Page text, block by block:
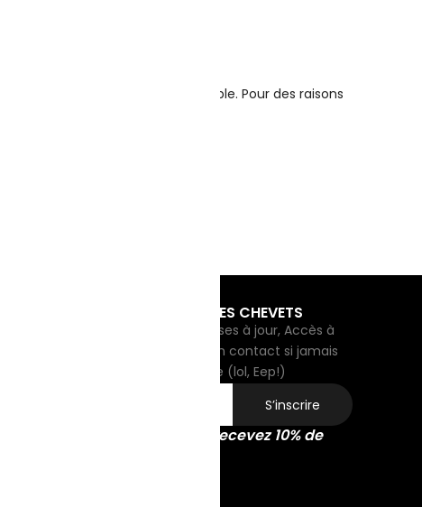
le suivi n’est pas disponible. Pour des raisons
combinée.
BONNES MANIÈRES AU CHEVET DES CHEVETS
Inscrivez-vous pour recevoir des mises à jour, Accès à
des offres exclusives, et de rester en contact si jamais
IG supprime vraiment notre compte (lol, Eep!)
S’inscrire
Inscrivez-vous aujourd’hui et recevez 10% de